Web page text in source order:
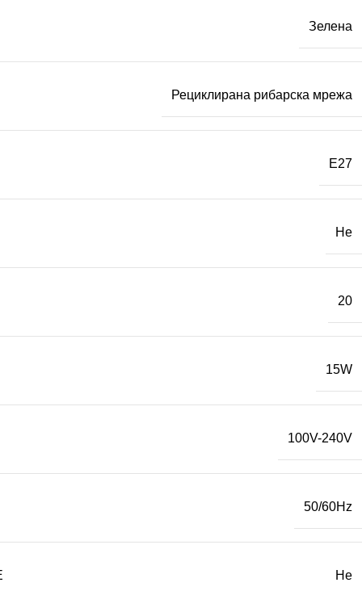
Зелена
Рециклирана рибарска мрежа
E27
Не
20
15W
100V-240V
50/60Hz
Не